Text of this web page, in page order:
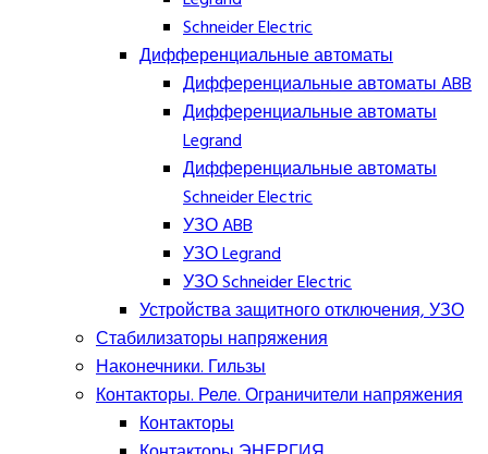
Schneider Electric
Дифференциальные автоматы
Дифференциальные автоматы ABB
Дифференциальные автоматы
Legrand
Дифференциальные автоматы
Schneider Electric
УЗО ABB
УЗО Legrand
УЗО Schneider Electric
Устройства защитного отключения, УЗО
Стабилизаторы напряжения
Наконечники. Гильзы
Контакторы. Реле. Ограничители напряжения
Контакторы